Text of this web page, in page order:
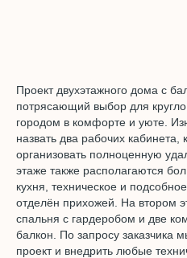
Проект двухэтажного дома с
потрясающий выбор для
городом в комфорте и уюте.
назвать два рабочих кабинета,
организовать полноценную
этаже также располагаются
кухня, техническое и
отделён прихожей. На втором
спальня с гардеробом и две
балкон. По запросу заказчика
проект и внедрить любые
2 комнаты
1 спальня
1 санузел
1 ванная
кухня
гостиная-
столовая
2
тех.